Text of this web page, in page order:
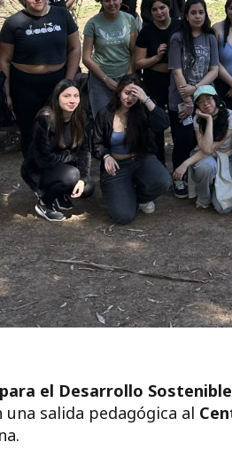
el Desarrollo Sostenible
una salida pedagógica al